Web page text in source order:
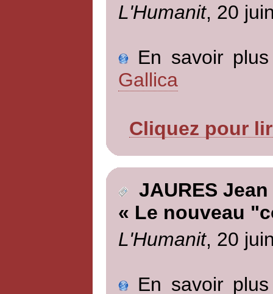
L'Humanit, 20
En savoir
Gallica
Cliquez pour
JAURES Jean
« Le nouveau
L'Humanit, 20
En savoir